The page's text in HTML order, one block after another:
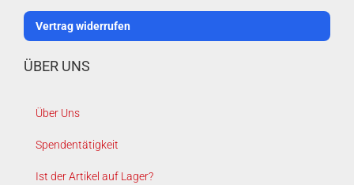
Vertrag widerrufen
ÜBER UNS
Über Uns
Spendentätigkeit
Ist der Artikel auf Lager?